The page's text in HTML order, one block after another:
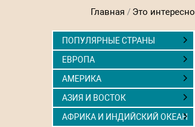
Главная / Это интересно
ПОПУЛЯРНЫЕ СТРАНЫ
ЕВРОПА
АМЕРИКА
АЗИЯ И ВОСТОК
АФРИКА И ИНДИЙСКИЙ ОКЕАН